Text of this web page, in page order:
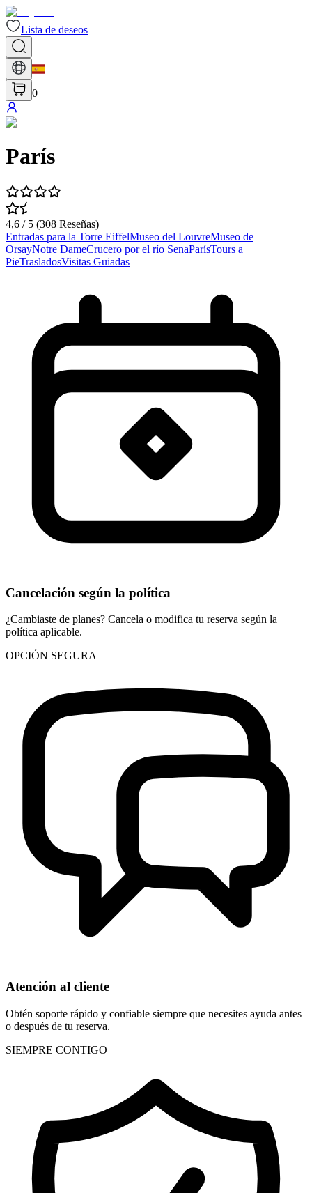
Lista de deseos
0
París
4,6 / 5 (308 Reseñas)
Entradas para la Torre EiffelMuseo del LouvreMuseo de
OrsayNotre DameCrucero por el río SenaParísTours a
PieTrasladosVisitas Guiadas
Cancelación según la política
¿Cambiaste de planes? Cancela o modifica tu reserva según la
política aplicable.
OPCIÓN SEGURA
Atención al cliente
Obtén soporte rápido y confiable siempre que necesites ayuda antes
o después de tu reserva.
SIEMPRE CONTIGO